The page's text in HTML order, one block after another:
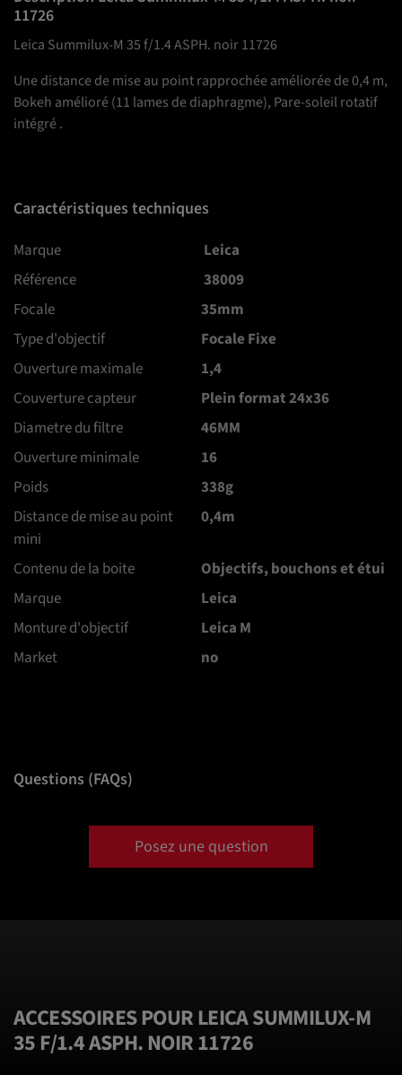
11726
Leica Summilux-M 35 f/1.4 ASPH. noir 11726
Une distance de mise au point rapprochée améliorée de 0,4 m,
Bokeh amélioré (11 lames de diaphragme), Pare-soleil rotatif
intégré .
Caractéristiques techniques
Marque
Leica
Référence
38009
Focale
35mm
Type d'objectif
Focale Fixe
Ouverture maximale
1,4
Couverture capteur
Plein format 24x36
Diametre du filtre
46MM
Ouverture minimale
16
Poids
338g
Distance de mise au point
mini
0,4m
Contenu de la boite
Objectifs, bouchons et étui
Marque
Leica
Monture d'objectif
Leica M
Market
no
Questions (FAQs)
Posez une question
ACCESSOIRES POUR LEICA SUMMILUX-M
35 F/1.4 ASPH. NOIR 11726